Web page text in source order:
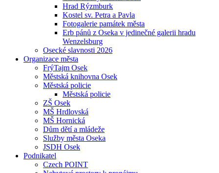
Hrad Rýzmburk
Kostel sv. Petra a Pavla
Fotogalerie památek města
Erb pánů z Oseka v jedinečné galerii hradu
Wenzelsburg
Osecké slavnosti 2026
Organizace města
FrýTajm Osek
Městská knihovna Osek
Městská policie
Městská policie
ZŠ Osek
MŠ Hrdlovská
MŠ Hornická
Dům dětí a mládeže
Služby města Oseka
JSDH Osek
Podnikatel
Czech POINT